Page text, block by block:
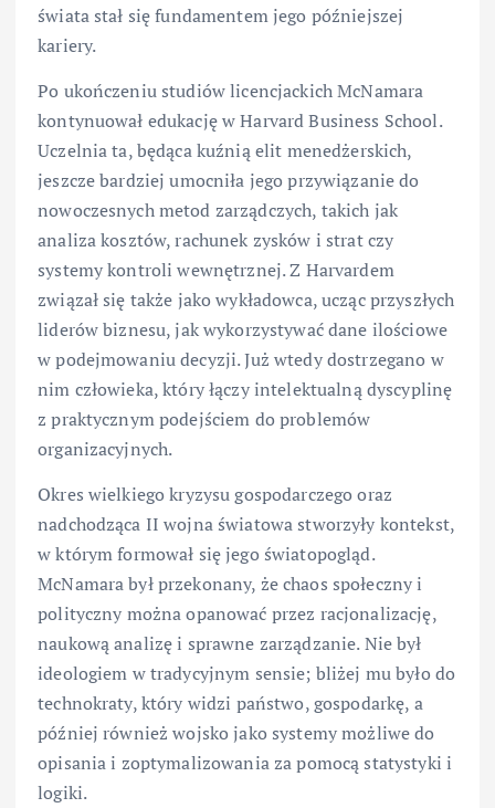
świata stał się fundamentem jego późniejszej
kariery.
Po ukończeniu studiów licencjackich McNamara
kontynuował edukację w Harvard Business School.
Uczelnia ta, będąca kuźnią elit menedżerskich,
jeszcze bardziej umocniła jego przywiązanie do
nowoczesnych metod zarządczych, takich jak
analiza kosztów, rachunek zysków i strat czy
systemy kontroli wewnętrznej. Z Harvardem
związał się także jako wykładowca, ucząc przyszłych
liderów biznesu, jak wykorzystywać dane ilościowe
w podejmowaniu decyzji. Już wtedy dostrzegano w
nim człowieka, który łączy intelektualną dyscyplinę
z praktycznym podejściem do problemów
organizacyjnych.
Okres wielkiego kryzysu gospodarczego oraz
nadchodząca II wojna światowa stworzyły kontekst,
w którym formował się jego światopogląd.
McNamara był przekonany, że chaos społeczny i
polityczny można opanować przez racjonalizację,
naukową analizę i sprawne zarządzanie. Nie był
ideologiem w tradycyjnym sensie; bliżej mu było do
technokraty, który widzi państwo, gospodarkę, a
później również wojsko jako systemy możliwe do
opisania i zoptymalizowania za pomocą statystyki i
logiki.